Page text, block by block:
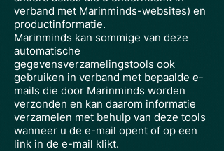
verband met Marinminds-websites) en
productinformatie.
Marinminds kan sommige van deze
automatische
gegevensverzamelingstools ook
gebruiken in verband met bepaalde e-
mails die door Marinminds worden
verzonden en kan daarom informatie
verzamelen met behulp van deze tools
wanneer u de e-mail opent of op een
link in de e-mail klikt.